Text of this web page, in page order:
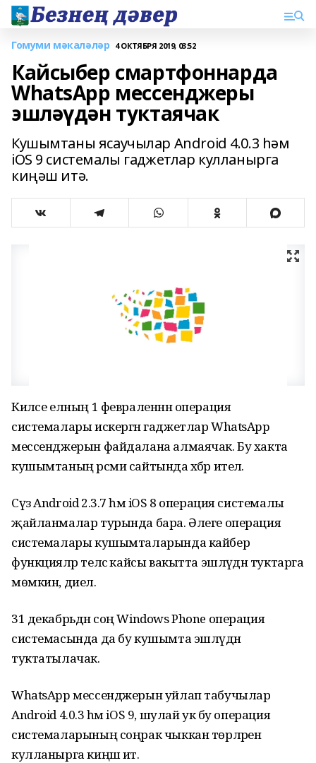
Гомуми мәкаләләр 4 ОКТЯБРЯ 2019, 03:52
Кайсыбер смартфоннарда
WhatsApp мессенджеры
эшләүдән туктаячак
Кушымтаны ясаучылар Android 4.0.3 һәм
iOS 9 системалы гаджетлар кулланырга
киңәш итә.
Киләсе елның 1 февраленнән операция
системалары искергән гаджетлар WhatsApp
мессенджерын файдалана алмаячак. Бу хакта
кушымтаның рәсми сайтында хәбәр ителә.
Сүз Android 2.3.7 һәм iOS 8 операция системалы
җайланмалар турында бара. Әлеге операция
системалары кушымталарында кайбер
функцияләр теләсә кайсы вакытта эшләүдән туктарга
мөмкин, диелә.
31 декабрьдән соң Windows Phone операция
системасында да бу кушымта эшләүдән
туктатылачак.
WhatsApp мессенджерын уйлап табучылар
Android 4.0.3 һәм iOS 9, шулай ук бу операция
системаларының соңрак чыккан төрләрен
кулланырга киңәш итә.